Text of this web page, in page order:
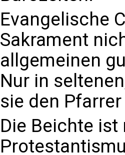
Evangelische
Sakrament
allgemeinen
Nur in
sie den
Die Beichte